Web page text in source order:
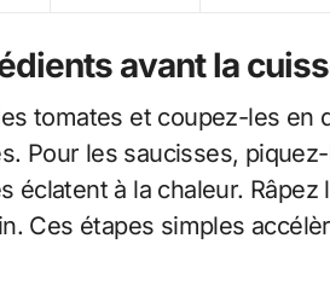
avant la
tomates et coupez-les en
Pour les saucisses,
éclatent à la chaleur. Râpez
Ces étapes simples